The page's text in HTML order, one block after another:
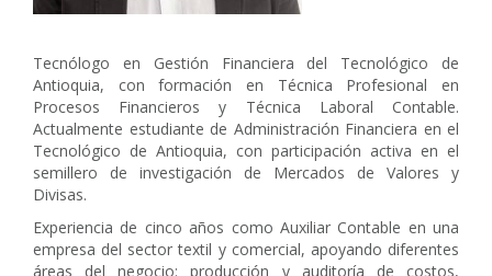
Tecnólogo en Gestión Financiera del Tecnológico de
Antioquia, con formación en Técnica Profesional en
Procesos Financieros y Técnica Laboral Contable.
Actualmente estudiante de Administración Financiera en el
Tecnológico de Antioquia, con participación activa en el
semillero de investigación de Mercados de Valores y
Divisas.
Experiencia de cinco años como Auxiliar Contable en una
empresa del sector textil y comercial, apoyando diferentes
áreas del negocio: producción y auditoría de costos,